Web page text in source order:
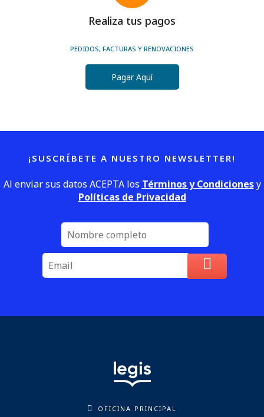
Realiza tus pagos
PEDIDOS, FACTURAS Y RENOVACIONES
Pagar Aquí
¡SUSCRÍBETE A NUESTRO NEWSLETTER!
Al enviar sus datos ACEPTA los Términos y Condicionesy
Políticas de Privacidad
OFICINA PRINCIPAL